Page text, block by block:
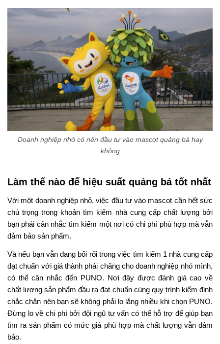
Doanh nghiệp nhỏ có nên đầu tư vào mascot quảng bá hay
không
Làm thế nào để hiệu suất quảng bá tốt nhất
Với một doanh nghiệp nhỏ, việc đầu tư vào mascot cần hết sức
chú trọng trong khoản tìm kiếm nhà cung cấp chất lượngbởi
bạn phải cân nhắc tìm kiếm một nơi có chi phí phù hợp mà vẫn
đảm bảo sản phẩm.
Và nếu bạn vẫn đang bối rối trong việc tìm kiếm 1 nhà cung cấp
đạt chuẩn với giá thành phải chăng cho doanh nghiệp nhỏ mình,
có thể cân nhắc đến PUNO. Nơi đây được đánh giá cao về
chất lượng sản phẩm đầu ra đạt chuẩn cùng quy trình kiểm định
chắc chắn nên bạn sẽ không phải lo lắng nhiều khi chọn PUNO.
Đừng lo về chi phí bởi đội ngũ tư vấn có thể hỗ trợ để giúp bạn
tìm ra sản phẩm có mức giá phù hợp mà chất lượng vẫn đảm
bảo.